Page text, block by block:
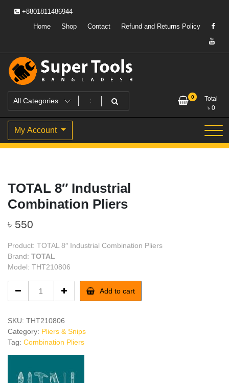
+8801811486944
Home
Shop Contact Refund and Returns Policy
Super Tools Bangladesh
Powering Professionals. Building Bangladesh.
0
Total
৳ 0
My Account
TOTAL 8″ Industrial
Combination Pliers
৳ 550
Product: TOTAL 8″ Industrial Combination Pliers
Brand: TOTAL
Model: THT210806
Combination
Pliers
quantity
Add to cart
SKU: THT210806
Category: Pliers & Snips
Tag: Combination Pliers